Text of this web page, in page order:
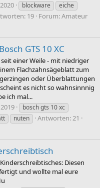
blockware
eiche
19 Forum:Amateur
GTS 10 XC
einer Weile - mit niedriger
Flachzahnsägeblatt zum
oder Überblattungen
es nicht so wahnsinnnig
ich mal...
bosch gts 10 xc
nuten
Antworten: 21
Diesen
und wollte mal eure